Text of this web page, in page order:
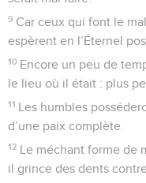
9 Car ceux qui font le
espèrent en l’Éternel
10 Encore un peu de
le lieu où il était : plus
11 Les humbles
d’une paix complète.
12 Le méchant forme de
il grince des dents